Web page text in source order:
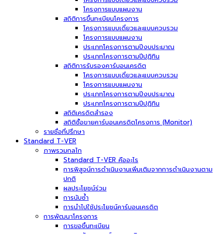
โครงการแบบแผนงาน
สถิติการขึ้นทะเบียนโครงการ
โครงการแบบเดี่ยวและแบบควบรวม
โครงการแบบแผนงาน
ประเภทโครงการตามปีงบประมาณ
ประเภทโครงการตามปีปฏิทิน
สถิติการรับรองคาร์บอนเครดิต
โครงการแบบเดี่ยวและแบบควบรวม
โครงการแบบแผนงาน
ประเภทโครงการตามปีงบประมาณ
ประเภทโครงการตามปีปฏิทิน
สถิติเครดิตสำรอง
สถิติซื้อขายคาร์บอนเครดิตโครงการ (Monitor)
รายชื่อที่ปรึกษา
Standard T-VER
ภาพรวมกลไก
Standard T-VER คืออะไร
การพิสูจน์การดำเนินงานเพิ่มเติมจากการดำเนินงานตาม
ปกติ
ผลประโยชน์ร่วม
การนับซ้ำ
การนำไปใช้ประโยชน์คาร์บอนเครดิต
การพัฒนาโครงการ
การขอขึ้นทะเบียน